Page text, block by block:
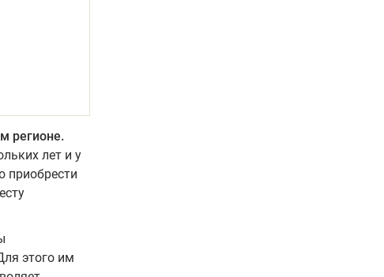
регионе.
лет и у
приобрести
этого им